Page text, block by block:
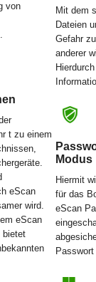
von
t zu einem
eScan
wird.
eScan
bietet
Mit dem
Dateien
Gefahr
anderer
Modus
Hiermit
für das
eScan